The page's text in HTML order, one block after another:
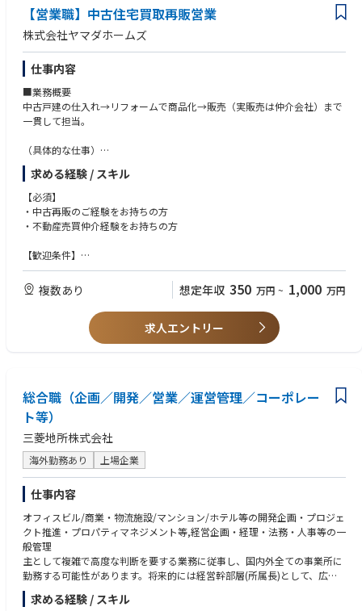
・継続的な改善や仕組みづくりに意欲的な方
【営業職】中古住宅買取再販営業
株式会社ヤマダホームズ
仕事内容
■業務概要
中古戸建の仕入れ→リフォームで商品化→販売（実販売は仲介会社）まで
一貫して担当。
（具体的な仕事）
・物件情報の収集
・物件の仕入れ・買取
・リフォームの企画
・価格設定
・販売戦略の立案など
求める経験 / スキル
【必須】
・中古再販のご経験をお持ちの方
・不動産売買仲介経験をお持ちの方
【歓迎条件】
・宅地建物取引士をお持ちの方
複数あり 想定年収 350 万円 ~ 1,000 万円
求人エントリー
総合職（企画／開発／営業／運営管理／コーポレー
ト等）
三菱地所株式会社
海外勤務あり 上場企業
仕事内容
オフィスビル/商業・物流施設/マンション/ホテル等の開発企画・プロジェ
クト推進・プロパティマネジメント等,経営企画・経理・法務・人事等の一
般管理
主として複雑で高度な判断を要する業務に従事し、国内外全ての事業所に
勤務する可能性があります。将来的には経営幹部層(所属長)として、広範
かつ高度なマネジメント業務・専門業務を担うことが期待されています。
求める経験 / スキル